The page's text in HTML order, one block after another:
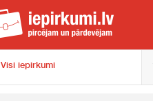
Visi iepirkumi